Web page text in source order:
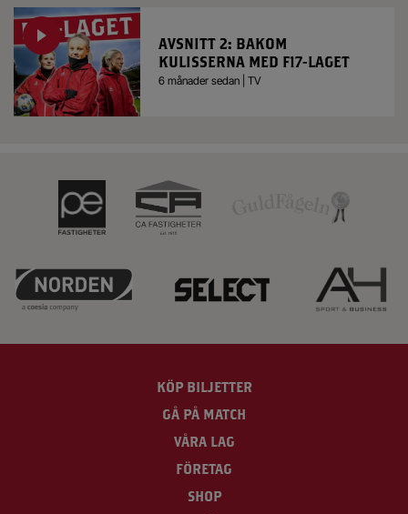
AVSNITT 2: BAKOM
KULISSERNA MED F17-LAGET
6 månader sedan | TV
KÖP BILJETTER
GÅ PÅ MATCH
VÅRA LAG
FÖRETAG
SHOP